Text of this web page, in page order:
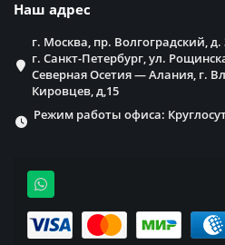
Наш адрес
г. Москва, пр. Волгоградский, д.
г. Санкт-Петербург, ул.
Северная Осетия — Алания, г.
Кировцев, д,15
Режим работы офиса: